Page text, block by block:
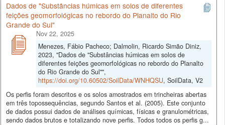
Dados de "Substâncias húmicas em solos de diferentes
feições geomorfológicas no rebordo do Planalto do Rio
Grande do Sul"
Nov 22, 2025
Menezes, Fábio Pacheco; Dalmolin, Ricardo Simão Diniz,
2023, "Dados de "Substâncias húmicas em solos de
diferentes feições geomorfológicas no rebordo do Planalto
do Rio Grande do Sul"",
https://doi.org/10.60502/SoilData/WNHQSU, SoilData, V2
Os perfis foram descritos e os solos amostrados em trincheiras abertas
em três topossequências, segundo Santos et al. (2005). Este conjunto
de dados possui dados de análises químicas, físicas e granulométricas,
sendo dados brutos e totalizando nove perfis. Todos todos os perfis g...